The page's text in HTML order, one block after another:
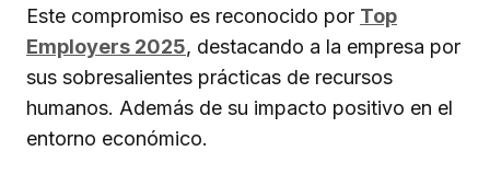
Este compromiso es reconocido por Top
Employers 2025, destacando a la empresa por
sus sobresalientes prácticas de recursos
humanos. Además de su impacto positivo en el
entorno económico.